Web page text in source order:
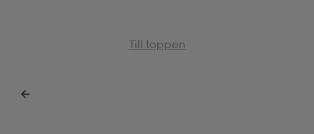
Till toppen